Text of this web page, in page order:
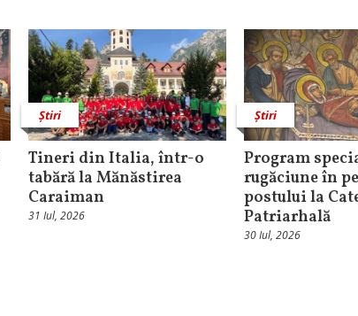
Știri
Tineri din Italia, într-o
tabără la Mănăstirea
Caraiman
31 Iul, 2026
Știri
Program
rugăciune în
postului la
Patriarhală
30 Iul, 2026